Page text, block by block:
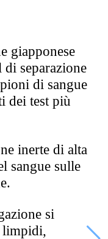
giapponese
separazione
di sangue
dei test più
inerte di alta
sangue sulle
si
limpidi,